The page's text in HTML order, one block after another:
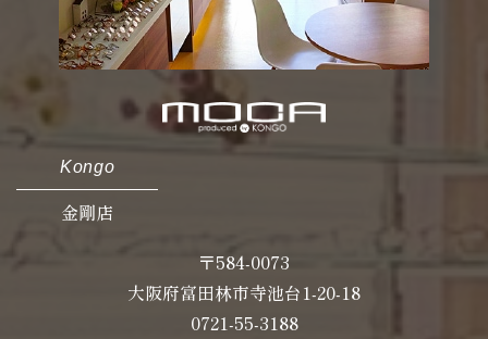
Kongo
金剛店
〒584-0073
大阪府富田林市寺池台1-20-18
0721-55-3188